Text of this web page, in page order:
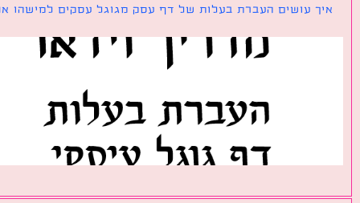
עושים העברת בעלות של דף עסק מגוגל עסקים למישהו אחר?